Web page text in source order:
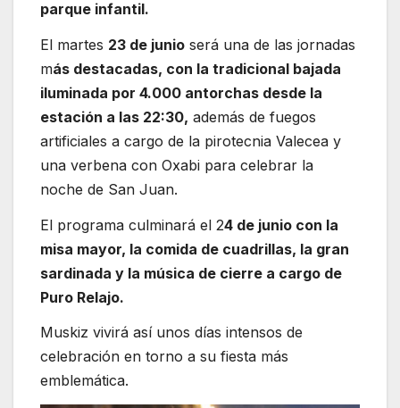
parque infantil.
El martes 23 de junio será una de las jornadas
más destacadas, con la tradicional bajada
iluminada por 4.000 antorchas desde la
estación a las 22:30, además de fuegos
artificiales a cargo de la pirotecnia Valecea y
una verbena con Oxabi para celebrar la
noche de San Juan.
El programa culminará el 24 de junio con la
misa mayor, la comida de cuadrillas, la gran
sardinada y la música de cierre a cargo de
Puro Relajo.
Muskiz vivirá así unos días intensos de
celebración en torno a su fiesta más
emblemática.